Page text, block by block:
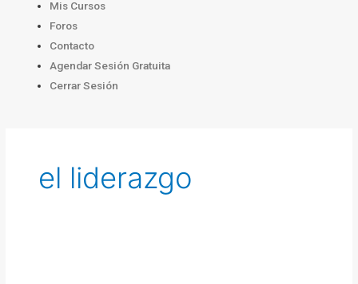
Mis Cursos
Foros
Contacto
Agendar Sesión Gratuita
Cerrar Sesión
el liderazgo